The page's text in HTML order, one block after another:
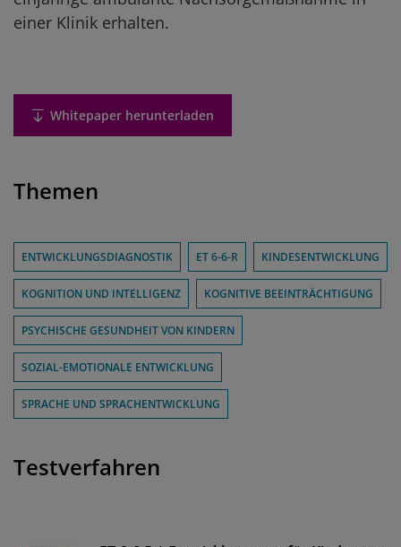
einer Klinik erhalten.
Whitepaper herunterladen
Themen
ENTWICKLUNGSDIAGNOSTIK ET 6-6-R KINDESENTWICKLUNG
KOGNITION UND INTELLIGENZ KOGNITIVE BEEINTRÄCHTIGUNG
PSYCHISCHE GESUNDHEIT VON KINDERN
SOZIAL-EMOTIONALE ENTWICKLUNG
SPRACHE UND SPRACHENTWICKLUNG
Testverfahren